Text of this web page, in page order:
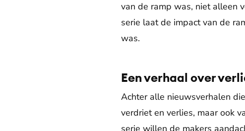
van de ramp was, niet alleen
serie laat de impact van de
was.
Een verhaal over
Achter alle nieuwsverhalen
verdriet en verlies, maar ook
serie willen de makers